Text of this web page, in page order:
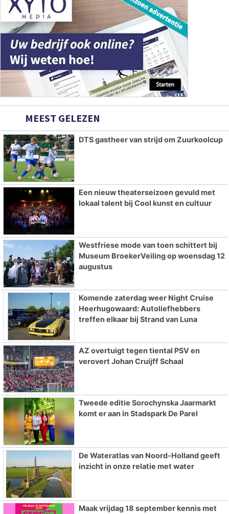
MEEST GELEZEN
DTS gastheer van strijd om Zuurkoolcup
Een nieuw theaterseizoen gevuld met
lokaal talent bij Cool kunst en cultuur
Westfriese mode van toen schittert bij
Museum BroekerVeiling op woensdag 12
augustus
Komende zaterdag weer Night Cruise
Heerhugowaard: Autoliefhebbers
treffen elkaar bij Strand van Luna
AZ overtuigt tegen tiental PSV en
verovert Johan Cruijff Schaal
Tweede editie Sorochynska Jaarmarkt
komt er aan in Stadspark De Parel
De Wateratlas van Noord-Holland geeft
inzicht in onze relatie met water
Maak vrijdag 18 september kennis met